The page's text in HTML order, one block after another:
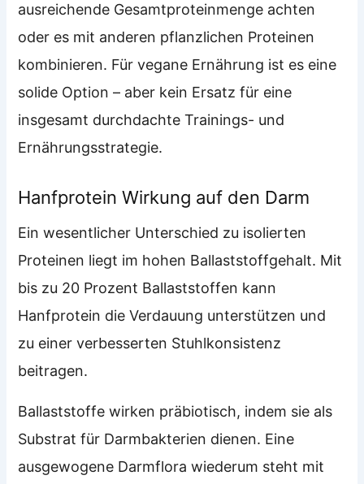
ausreichende Gesamtproteinmenge achten
oder es mit anderen pflanzlichen Proteinen
kombinieren. Für vegane Ernährung ist es eine
solide Option – aber kein Ersatz für eine
insgesamt durchdachte Trainings- und
Ernährungsstrategie.
Hanfprotein Wirkung auf den Darm
Ein wesentlicher Unterschied zu isolierten
Proteinen liegt im hohen Ballaststoffgehalt. Mit
bis zu 20 Prozent Ballaststoffen kann
Hanfprotein die Verdauung unterstützen und
zu einer verbesserten Stuhlkonsistenz
beitragen.
Ballaststoffe wirken präbiotisch, indem sie als
Substrat für Darmbakterien dienen. Eine
ausgewogene Darmflora wiederum steht mit